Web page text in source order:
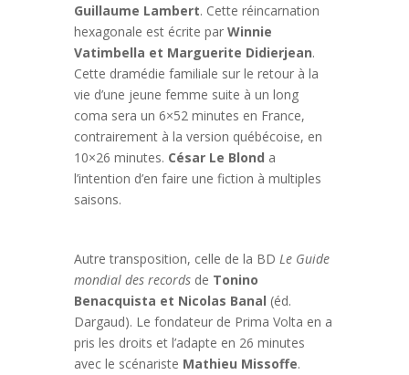
Guillaume Lambert. Cette réincarnation
hexagonale est écrite par Winnie
Vatimbella et Marguerite Didierjean.
Cette dramédie familiale sur le retour à la
vie d’une jeune femme suite à un long
coma sera un 6×52 minutes en France,
contrairement à la version québécoise, en
10×26 minutes. César Le Blond a
l’intention d’en faire une fiction à multiples
saisons.
Autre transposition, celle de la BD Le Guide
mondial des records de Tonino
Benacquista et Nicolas Banal (éd.
Dargaud). Le fondateur de Prima Volta en a
pris les droits et l’adapte en 26 minutes
avec le scénariste Mathieu Missoffe.